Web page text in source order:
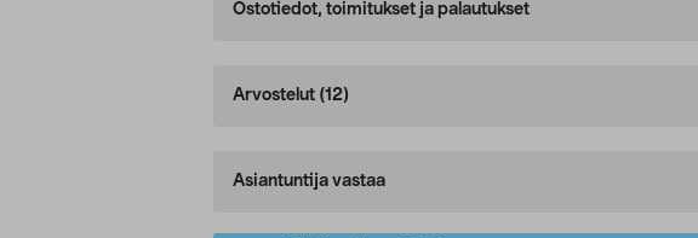
Ostotiedot, toimitukset ja palautukset
Arvostelut (12)
Asiantuntija vastaa